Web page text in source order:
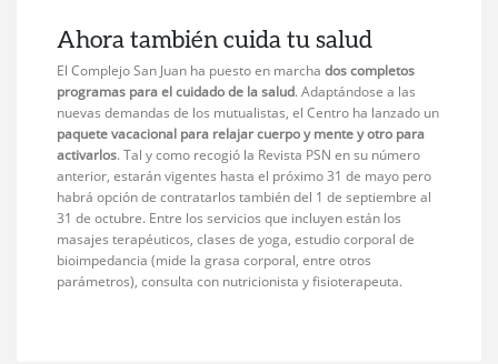
Ahora también cuida tu salud
El Complejo San Juan ha puesto en marchados completos
programas para el cuidado de la salud. Adaptándose a las
nuevas demandas de los mutualistas, el Centro ha lanzado un
paquete vacacional para relajar cuerpo y mente y otro para
activarlos. Tal y como recogió la Revista PSN en su número
anterior, estarán vigentes hasta el próximo 31 de mayo pero
habrá opción de contratarlos también del 1 de septiembre al
31 de octubre. Entre los servicios que incluyen están los
masajes terapéuticos, clases de yoga, estudio corporal de
bioimpedancia (mide la grasa corporal, entre otros
parámetros), consulta con nutricionista y fisioterapeuta.